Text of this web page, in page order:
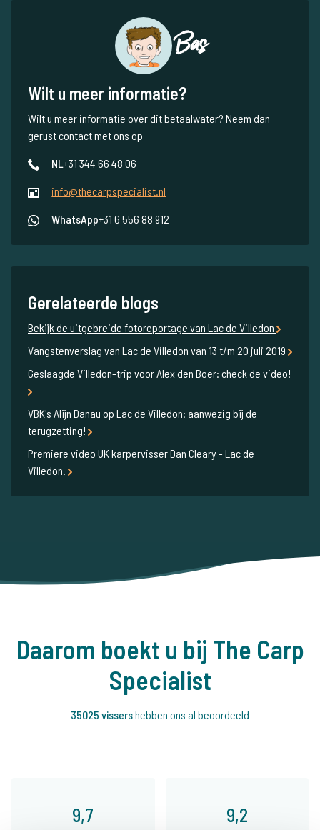
Bas
Wilt u meer informatie?
Wilt u meer informatie over dit betaalwater? Neem dan
gerust contact met ons op
NL+31 344 66 48 06
info@thecarpspecialist.nl
WhatsApp+31 6 556 88 912
Gerelateerde blogs
Bekijk de uitgebreide fotoreportage van Lac de Villedon
Vangstenverslag van Lac de Villedon van 13 t/m 20 juli 2019
Geslaagde Villedon-trip voor Alex den Boer: check de video!
VBK's Alijn Danau op Lac de Villedon: aanwezig bij de
terugzetting!
Premiere video UK karpervisser Dan Cleary - Lac de
Villedon.
Daarom boekt u bij The Carp
Specialist
35025 vissershebben ons al beoordeeld
9,7 9,2